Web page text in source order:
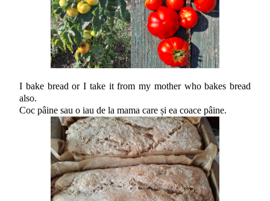
I bake bread or I take it from my mother who bakes bread
also.
Coc pâine sau o iau de la mama care și ea coace pâine.